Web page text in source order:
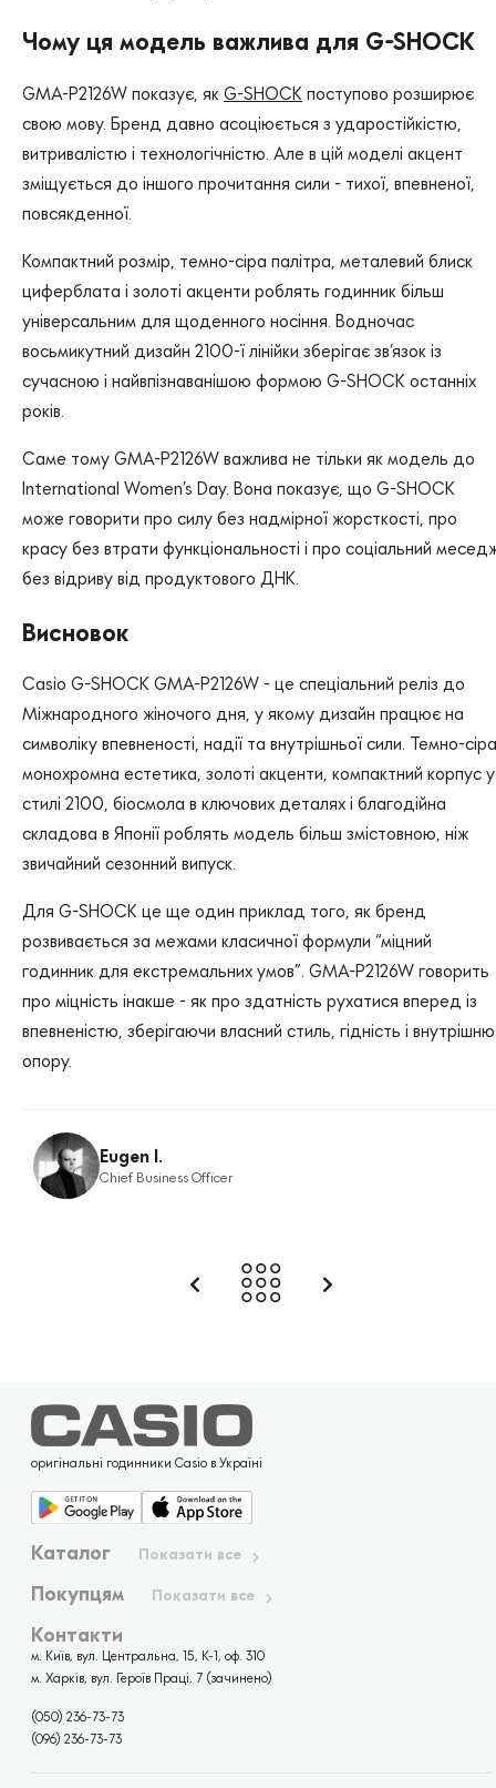
Чому ця модель важлива для G-SHOCK
GMA-P2126W показує, як G-SHOCK поступово розширює
свою мову. Бренд давно асоціюється з ударостійкістю,
витривалістю і технологічністю. Але в цій моделі акцент
зміщується до іншого прочитання сили - тихої, впевненої,
повсякденної.
Компактний розмір, темно-сіра палітра, металевий блиск
циферблата і золоті акценти роблять годинник більш
універсальним для щоденного носіння. Водночас
восьмикутний дизайн 2100-ї лінійки зберігає зв’язок із
сучасною і найвпізнаванішою формою G-SHOCK останніх
років.
Саме тому GMA-P2126W важлива не тільки як модель до
International Women’s Day. Вона показує, що G-SHOCK
може говорити про силу без надмірної жорсткості, про
красу без втрати функціональності і про соціальний
без відриву від продуктового ДНК.
Висновок
Casio G-SHOCK GMA-P2126W - це спеціальний реліз до
Міжнародного жіночого дня, у якому дизайн працює на
символіку впевненості, надії та внутрішньої сили. Темно-сіра
монохромна естетика, золоті акценти, компактний корпус у
стилі 2100, біосмола в ключових деталях і благодійна
складова в Японії роблять модель більш змістовною, ніж
звичайний сезонний випуск.
Для G-SHOCK це ще один приклад того, як бренд
розвивається за межами класичної формули “міцний
годинник для екстремальних умов”. GMA-P2126W говорить
про міцність інакше - як про здатність рухатися вперед із
впевненістю, зберігаючи власний стиль, гідність і внутрішню
опору.
Eugen I.
Chief Business Officer
оригінальні годинники Casio в Україні
Каталог Показати все
Покупцям Показати все
Контакти
м. Київ, вул. Центральна, 15, К-1, оф. 310
м. Харків, вул. Героїв Праці, 7 (зачинено)
(050) 236-73-73
(096) 236-73-73